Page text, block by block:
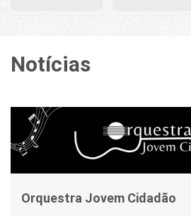
Notícias
Orquestra Jovem Cidadão